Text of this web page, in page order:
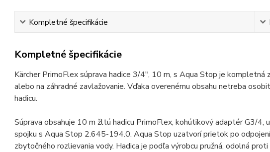
Kompletné špecifikácie
Kompletné špecifikácie
Kärcher PrimoFlex súprava hadice 3/4″, 10 m, s Aqua Stop je
alebo na záhradné zavlažovanie. Vďaka overenému obsahu netreba
hadicu.
Súprava obsahuje 10 m žltú hadicu PrimoFlex, kohútikový adaptér G3/
spojku s Aqua Stop 2.645-194.0. Aqua Stop uzatvorí prietok po
zbytočného rozlievania vody. Hadica je podľa výrobcu pružná, odolná